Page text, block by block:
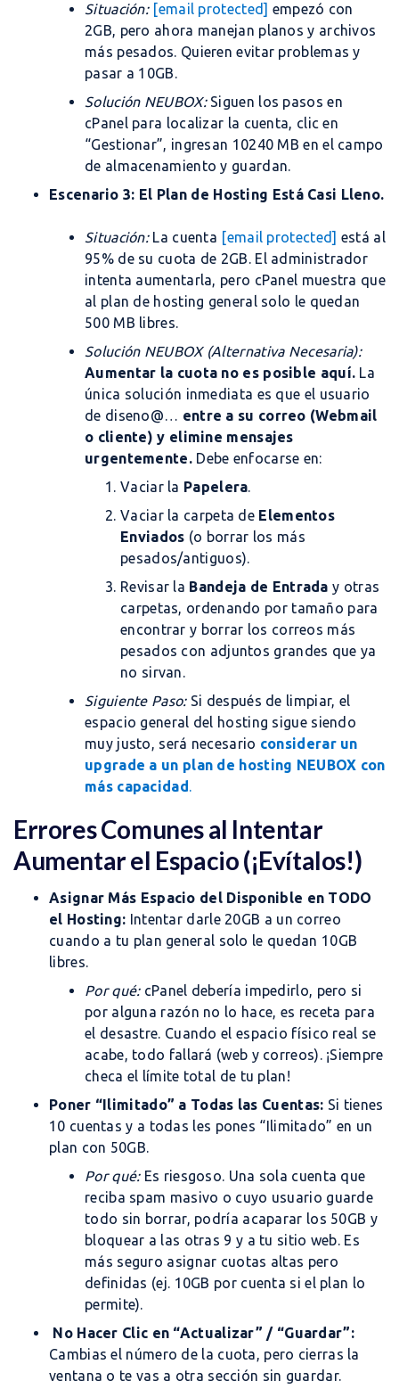
Situación: [email protected] empezó con
2GB, pero ahora manejan planos y archivos
más pesados. Quieren evitar problemas y
pasar a 10GB.
Solución NEUBOX:Siguen los pasos en
cPanel para localizar la cuenta, clic en
“Gestionar”, ingresan 10240 MB en el campo
de almacenamiento y guardan.
Escenario 3: El Plan de Hosting Está Casi Lleno.
Situación:La cuenta [email protected] está al
95% de su cuota de 2GB. El administrador
intenta aumentarla, pero cPanel muestra que
al plan de hosting general solo le quedan
500 MB libres.
Solución NEUBOX (Alternativa Necesaria):
Aumentar la cuota no es posible aquí. La
única solución inmediata es que el usuario
de diseno@… entre a su correo (Webmail
o cliente) y elimine mensajes
urgentemente.Debe enfocarse en:
Vaciar la Papelera.
Vaciar la carpeta de Elementos
Enviados (o borrar los más
pesados/antiguos).
Revisar la Bandeja de Entrada y otras
carpetas, ordenando por tamaño para
encontrar y borrar los correos más
pesados con adjuntos grandes que ya
no sirvan.
Siguiente Paso:Si después de limpiar, el
espacio general del hosting sigue siendo
muy justo, será necesario considerar un
upgrade a un plan de hosting NEUBOX con
más capacidad .
Errores Comunes al Intentar
Aumentar el Espacio (¡Evítalos!)
Asignar Más Espacio del Disponible en TODO
el Hosting: Intentar darle 20GB a un correo
cuando a tu plan general solo le quedan 10GB
libres.
Por qué:cPanel debería impedirlo, pero si
por alguna razón no lo hace, es receta para
el desastre. Cuando el espacio físico real se
acabe, todo fallará (web y correos). ¡Siempre
checa el límite total de tu plan!
Poner “Ilimitado” a Todas las Cuentas: Si tienes
10 cuentas y a todas les pones “Ilimitado” en un
plan con 50GB.
Por qué:Es riesgoso. Una sola cuenta que
reciba spam masivo o cuyo usuario guarde
todo sin borrar, podría acaparar los 50GB y
bloquear a las otras 9 y a tu sitio web. Es
más seguro asignar cuotas altas pero
definidas (ej. 10GB por cuenta si el plan lo
permite).
No Hacer Clic en “Actualizar” / “Guardar”:
Cambias el número de la cuota, pero cierras la
ventana o te vas a otra sección sin guardar.